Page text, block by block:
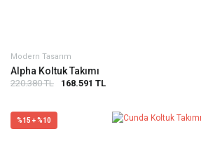
Modern Tasarım
Alpha Koltuk Takımı
220.380 TL 168.591 TL
%15 + %10